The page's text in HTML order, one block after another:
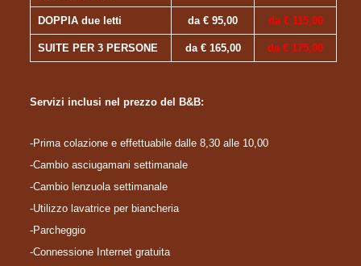
DOPPIA due letti da € 95,00 da € 115,00
SUITE PER 3 PERSONE da € 165,00 da € 175,00
Servizi inclusi nel prezzo del B&B:
-Prima colazione e effettuabile dalle 8,30 alle 10,00
-Cambio asciugamanisettimanale
-Cambio lenzuolasettimanale
-Utilizzo lavatrice per biancheria
-Parcheggio
-Connessione Internet gratuita